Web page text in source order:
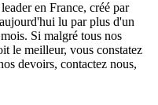
en France, créé par
lu par plus d'un
Si malgré tous nos
le meilleur, vous constatez
devoirs, contactez nous,